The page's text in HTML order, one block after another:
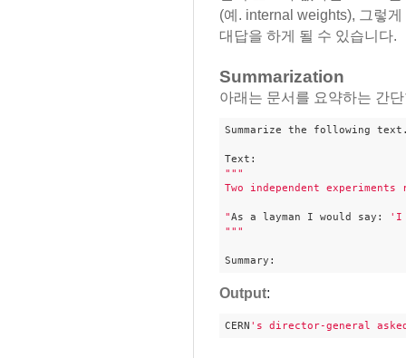
(예. internal weights), 그렇
대답을 하게 될 수 있습니다.
Summarization
아래는 문서를 요약하는 간
Summarize the following
"" "
Two independent
"As a layman I would say:
'I
" ""
Summary:
Output:
CERN 's director-general